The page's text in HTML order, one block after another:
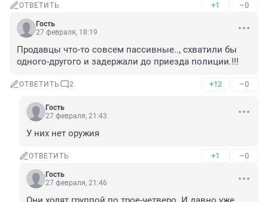
ОТВЕТИТЬ +1 –0
Гость
27 февраля, 18:19
Продавцы что-то совсем пассивные.., схватили бы
одного-другого и задержали до приезда полиции.!!!
ОТВЕТИТЬ 2 +12 –0
Гость
27 февраля, 21:43
У них нет оружия
ОТВЕТИТЬ +1 –0
Гость
27 февраля, 21:46